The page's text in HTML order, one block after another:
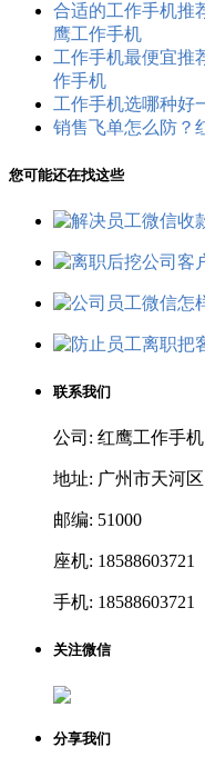
合适的工作手机推
鹰工作手机
工作手机最便宜推
作手机
工作手机选哪种好
销售飞单怎么防？
您可能还在找这些
联系我们
公司: 红鹰工作手机
地址: 广州市天河区
邮编: 51000
座机: 18588603721
手机: 18588603721
关注微信
分享我们